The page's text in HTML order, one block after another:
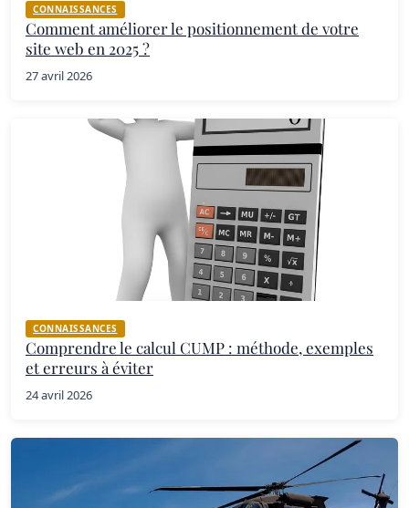
CONNAISSANCES
Comment améliorer le positionnement de votre
site web en 2025 ?
27 avril 2026
CONNAISSANCES
Comprendre le calcul CUMP : méthode, exemples
et erreurs à éviter
24 avril 2026